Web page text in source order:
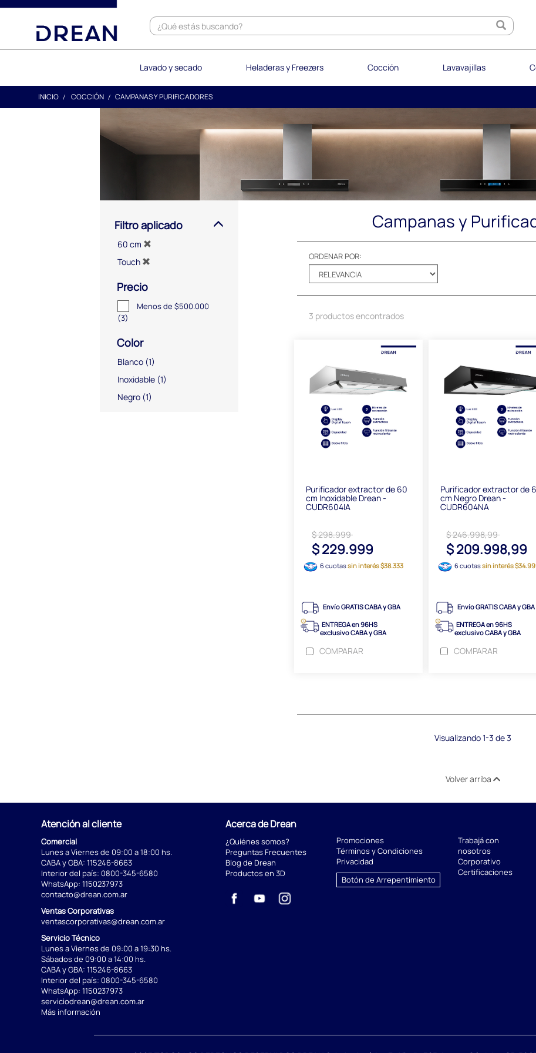
text.skipToContent
text.skipToNavigation
Lavado y secado Heladeras y Freezers Cocción Lavavajillas
INICIO COCCIÓN CAMPANAS Y PURIFICADORES
Filtro aplicado
60 cm
Touch
Precio
Menos de $500.000
(3)
Color
Blanco (1)
Inoxidable (1)
Negro (1)
Campanas y
ORDENAR POR:
3 productos encontrados
Purificador extractor de 60
cm Inoxidable Drean -
CUDR604IA
$ 298.999
$ 229.999
6 cuotassin interés $38.333
Envío GRATIS CABA y GBA
ENTREGA en 96HS
exclusivo CABA y GBA
COMPARAR
Purificador extractor de
cm Negro Drean -
CUDR604NA
$ 246.998,99
$ 209.998,99
6 cuotassin interés
Envío GRATIS CABA y GBA
ENTREGA en 96HS
exclusivo CABA y GBA
COMPARAR
Visualizando 1-3 de 3
Volver arriba
Atención al cliente
Comercial
Lunes a Viernes de 09:00 a 18:00 hs.
CABA y GBA: 115246-8663
Interior del país: 0800-345-6580
WhatsApp: 1150237973
contacto@drean.com.ar
Ventas Corporativas
ventascorporativas@drean.com.ar
Servicio Técnico
Lunes a Viernes de 09:00 a 19:30 hs.
Sábados de 09:00 a 14:00 hs.
CABA y GBA: 115246-8663
Interior del país: 0800-345-6580
WhatsApp: 1150237973
serviciodrean@drean.com.ar
Más información
Acerca de Drean
¿Quiénes somos?
Preguntas Frecuentes
Blog de Drean
Productos en 3D
Promociones
Términos y Condiciones
Privacidad
Botón de Arrepentimiento
Trabajá con
nosotros
Corporativo
Certificaciones